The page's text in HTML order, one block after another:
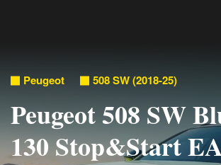
Peugeot 508 SW (2018-25)
Peugeot 508 SW
130 Stop&Start